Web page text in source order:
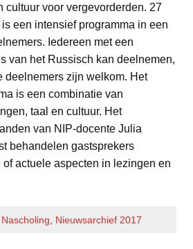
cultuur voor vergevorderden. 27
een intensief programma in een
Iedereen met een
van het Russisch kan deelnemen,
deelnemers zijn welkom. Het
is een combinatie van
taal en cultuur. Het
van NIP-docente Julia
behandelen gastsprekers
actuele aspecten in lezingen en
Nascholing Nieuwsarchief 2017